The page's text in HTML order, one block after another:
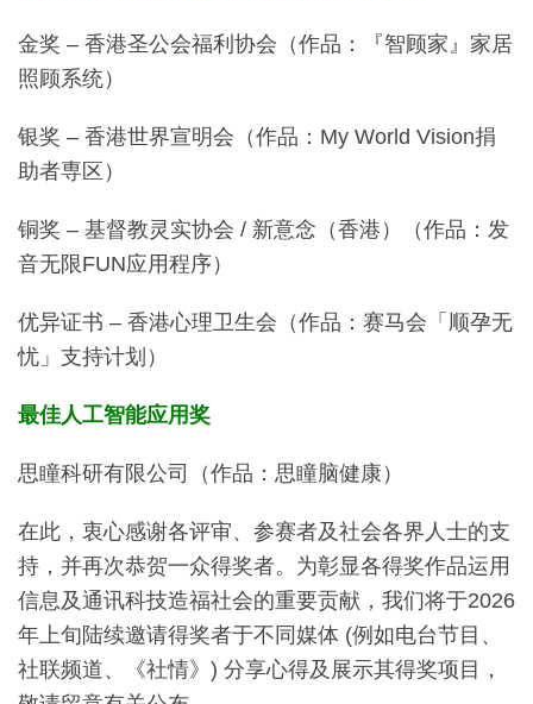
金奖 – 香港圣公会福利协会（作品：『智顾家』家居
照顾系统）
银奖 – 香港世界宣明会（作品：My World Vision捐
助者専区）
铜奖 – 基督教灵实协会 / 新意念（香港）（作品：发
音无限FUN应用程序）
优异证书 – 香港心理卫生会（作品：赛马会「顺孕无
忧」支持计划）
最佳人工智能应用奖
思瞳科研有限公司（作品：思瞳脑健康）
在此，衷心感谢各评审、参赛者及社会各界人士的支
持，并再次恭贺一众得奖者。为彰显各得奖作品运用
信息及通讯科技造福社会的重要贡献，我们将于2026
年上旬陆续邀请得奖者于不同媒体 (例如电台节目、
社联频道、《社情》) 分享心得及展示其得奖项目，